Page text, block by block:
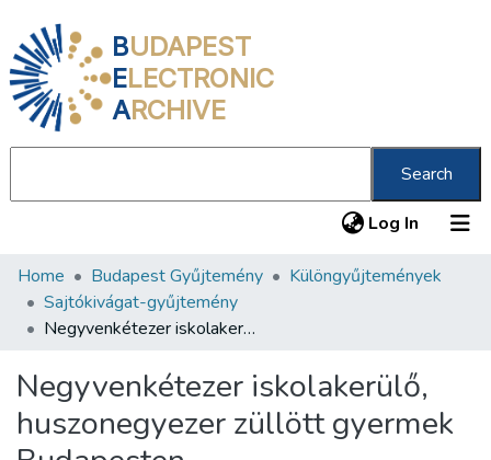
BUDAPEST
ELECTRONIC
ARCHIVE
Search
Log In (current)
Communities & Collections
All of DSpace
About us
Home Budapest Gyűjtemény
Különgyűjtemények
Sajtókivágat-gyűjtemény
Negyvenkétezer iskolakerülő, huszonegyezer züllött gyermek Budapesten
Negyvenkétezer iskolakerülő,
huszonegyezer züllött gyermek